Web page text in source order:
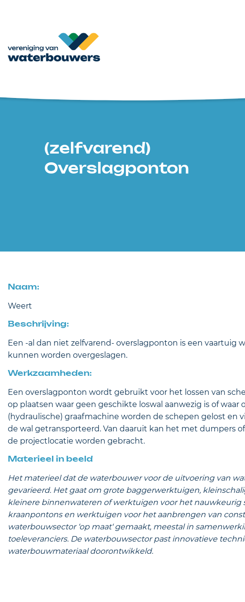
(zelfvarend)
Overslagponton
Naam:
Weert
Beschrijving:
Een -al dan niet zelfvarend- overslagponton is een vaartuig
kunnen worden overgeslagen.
Werkzaamheden:
Een overslagponton wordt gebruikt voor het lossen van
op plaatsen waar geen geschikte loswal aanwezig is of
(hydraulische) graafmachine worden de schepen gelost en
de wal getransporteerd. Van daaruit kan het met dumpers
de projectlocatie worden gebracht.
Materieel in beeld
Het materieel dat de waterbouwer voor de uitvoering van
gevarieerd. Het gaat om grote baggerwerktuigen,
kleinere binnenwateren of werktuigen voor het nauwkeurig
kraanpontons en werktuigen voor het aanbrengen van
waterbouwsector ‘op maat‘ gemaakt, meestal in
toeleveranciers. De waterbouwsector past innovatieve
waterbouwmateriaal doorontwikkeld.